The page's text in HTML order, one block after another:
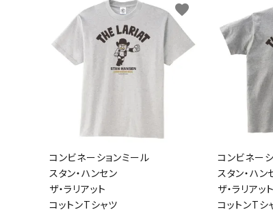
コンビネーションミール
スタン・ハンセン
ザ・ラリアット
コットンTシャツ
favorite
コンビネー
スタン・ハン
ザ・ラリアット
コットンTシ